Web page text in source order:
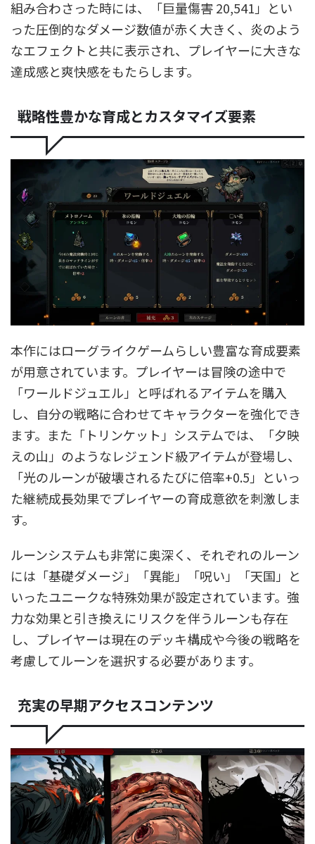
組み合わさった時には、「巨量傷害 20,541」とい
った圧倒的なダメージ数値が赤く大きく、炎のよう
なエフェクトと共に表示され、プレイヤーに大きな
達成感と爽快感をもたらします。
戦略性豊かな育成とカスタマイズ要素
本作にはローグライクゲームらしい豊富な育成要素
が用意されています。プレイヤーは冒険の途中で
「ワールドジュエル」と呼ばれるアイテムを購入
し、自分の戦略に合わせてキャラクターを強化でき
ます。また「トリンケット」システムでは、「夕映
えの山」のようなレジェンド級アイテムが登場し、
「光のルーンが破壊されるたびに倍率+0.5」といっ
た継続成長効果でプレイヤーの育成意欲を刺激しま
す。
ルーンシステムも非常に奥深く、それぞれのルーン
には「基礎ダメージ」「異能」「呪い」「天国」と
いったユニークな特殊効果が設定されています。強
力な効果と引き換えにリスクを伴うルーンも存在
し、プレイヤーは現在のデッキ構成や今後の戦略を
考慮してルーンを選択する必要があります。
充実の早期アクセスコンテンツ